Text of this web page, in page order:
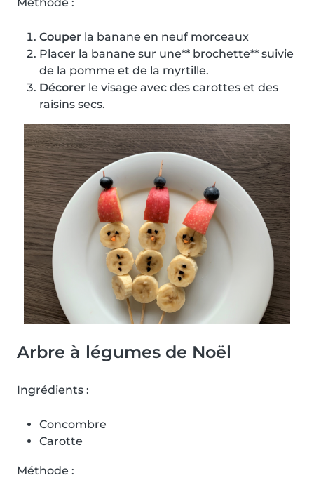
Couper la banane en neuf morceaux
Placer la banane sur une** brochette** suivie
de la pomme et de la myrtille.
Décorer le visage avec des carottes et des
raisins secs.
Arbre à légumes de Noël
Ingrédients :
Concombre
Carotte
Méthode :